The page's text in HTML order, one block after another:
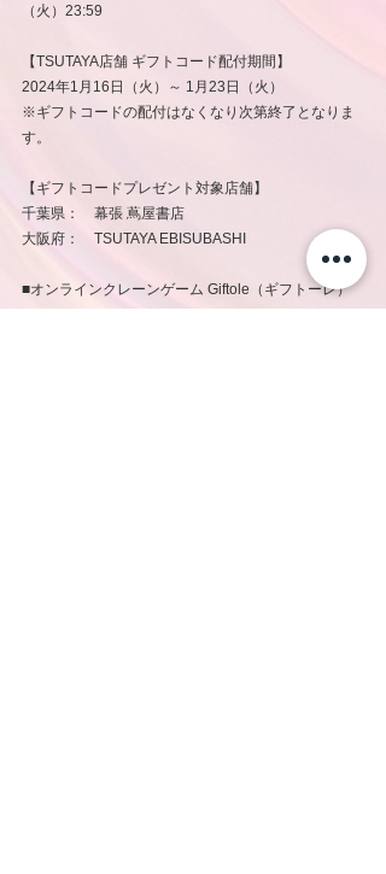
（火）23:59
【TSUTAYA店舗 ギフトコード配付期間】
2024年1月16日（火）～ 1月23日（火）
※ギフトコードの配付はなくなり次第終了となりま
す。
【ギフトコードプレゼント対象店舗】
千葉県：　幕張 蔦屋書店
大阪府：　TSUTAYA EBISUBASHI
■オンラインクレーンゲーム Giftole（ギフトーレ）